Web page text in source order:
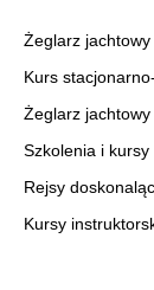
Żeglarz
Kurs
Żeglarz
Szkolenia i
Rejsy
Kursy